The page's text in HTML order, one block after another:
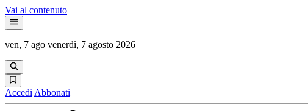
Vai al contenuto
ven, 7 ago venerdì, 7 agosto 2026
Accedi Abbonati